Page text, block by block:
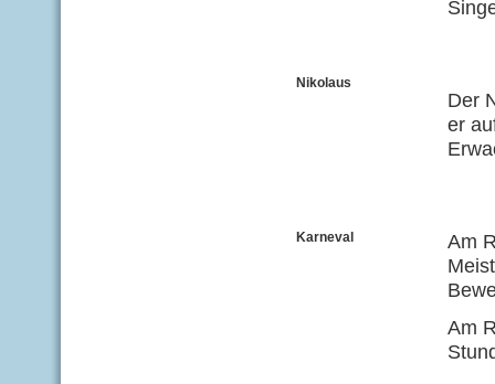
Nikolaus
Der
er
Karneval
Am
Am